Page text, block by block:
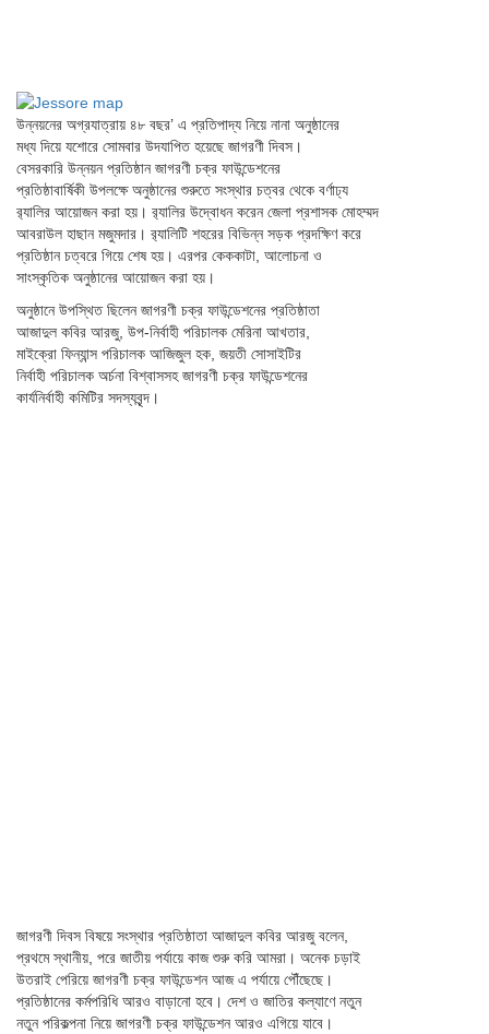
উন্নয়নের অগ্রযাত্রায় ৪৮ বছর’ এ প্রতিপাদ্য নিয়ে নানা অনুষ্ঠানের
মধ্য দিয়ে যশোরে সোমবার উদযাপিত হয়েছে জাগরণী দিবস।
বেসরকারি উন্নয়ন প্রতিষ্ঠান জাগরণী চক্র ফাউন্ডেশনের
প্রতিষ্ঠাবার্ষিকী উপলক্ষে অনুষ্ঠানের শুরুতে সংস্থার চত্বর থেকে বর্ণাঢ্য
র‌্যালির আয়োজন করা হয়। র‌্যালির উদ্বোধন করেন জেলা প্রশাসক মোহম্মদ
আবরাউল হাছান মজুমদার। র‌্যালিটি শহরের বিভিন্ন সড়ক প্রদক্ষিণ করে
প্রতিষ্ঠান চত্বরে গিয়ে শেষ হয়। এরপর কেককাটা, আলোচনা ও
সাংস্কৃতিক অনুষ্ঠানের আয়োজন করা হয়।
অনুষ্ঠানে উপস্থিত ছিলেন জাগরণী চক্র ফাউন্ডেশনের প্রতিষ্ঠাতা
আজাদুল কবির আরজু, উপ-নির্বাহী পরিচালক মেরিনা আখতার,
মাইক্রো ফিন্যান্স পরিচালক আজিজুল হক, জয়তী সোসাইটির
নির্বাহী পরিচালক অর্চনা বিশ্বাসসহ জাগরণী চক্র ফাউন্ডেশনের
কার্যনির্বাহী কমিটির সদস্যবৃন্দ।
জাগরণী দিবস বিষয়ে সংস্থার প্রতিষ্ঠাতা আজাদুল কবির আরজু বলেন,
প্রথমে স্থানীয়, পরে জাতীয় পর্যায়ে কাজ শুরু করি আমরা। অনেক চড়াই
উতরাই পেরিয়ে জাগরণী চক্র ফাউন্ডেশন আজ এ পর্যায়ে পৌঁছেছে।
প্রতিষ্ঠানের কর্মপরিধি আরও বাড়ানো হবে। দেশ ও জাতির কল্যাণে নতুন
নতুন পরিকল্পনা নিয়ে জাগরণী চক্র ফাউন্ডেশন আরও এগিয়ে যাবে।